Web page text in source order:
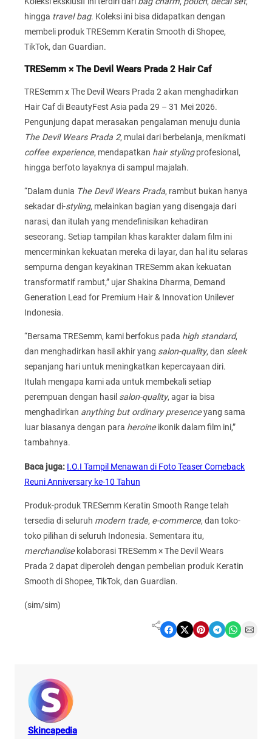
hingga travel bag. Koleksi ini bisa didapatkan dengan
membeli produk TRESemm Keratin Smooth di Shopee,
TikTok, dan Guardian.
TRESemm × The Devil Wears Prada 2 Hair Caf
TRESemm x The Devil Wears Prada 2 akan menghadirkan
Hair Caf di BeautyFest Asia pada 29 – 31 Mei 2026.
Pengunjung dapat merasakan pengalaman menuju dunia
The Devil Wears Prada 2, mulai dari berbelanja, menikmati
coffee experience, mendapatkan hair stylingprofesional,
hingga berfoto layaknya di sampul majalah.
“Dalam dunia The Devil Wears Prada, rambut bukan hanya
sekadar di-styling, melainkan bagian yang disengaja dari
narasi, dan itulah yang mendefinisikan kehadiran
seseorang. Setiap tampilan khas karakter dalam film ini
mencerminkan kekuatan mereka di layar, dan hal itu selaras
sempurna dengan keyakinan TRESemm akan kekuatan
transformatif rambut,” ujar Shakina Dharma, Demand
Generation Lead for Premium Hair & Innovation Unilever
Indonesia.
“Bersama TRESemm, kami berfokus pada high standard,
dan menghadirkan hasil akhir yang salon-quality, dan sleek
sepanjang hari untuk meningkatkan kepercayaan diri.
Itulah mengapa kami ada untuk membekali setiap
perempuan dengan hasil salon-quality, agar ia bisa
menghadirkan anything but ordinary presenceyang sama
luar biasanya dengan para heroineikonik dalam film ini,”
tambahnya.
Baca juga: I.O.I Tampil Menawan di Foto Teaser Comeback
Reuni Anniversary ke-10 Tahun
Produk-produk TRESemm Keratin Smooth Range telah
tersedia di seluruh modern trade, e-commerce, dan toko-
toko pilihan di seluruh Indonesia. Sementara itu,
merchandisekolaborasi TRESemm × The Devil Wears
Prada 2 dapat diperoleh dengan pembelian produk Keratin
Smooth di Shopee, TikTok, dan Guardian.
(sim/sim)
Share on Facebook Share on X Share on Pinterest Share on Telegram Share on WhatsApp Share on Email
Skincapedia